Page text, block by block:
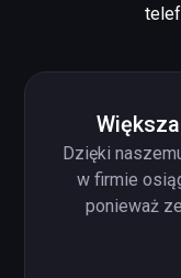
Dzięki
w firmie
ponieważ
kluczowe